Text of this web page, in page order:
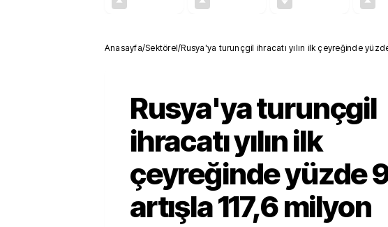
Anasayfa/Sektörel/Rusya'ya turunçgil ihracatı yılın ilk çeyreğinde
Rusya'ya turunçgil
ihracatı yılın ilk
çeyreğinde yüzde
artışla 117,6 milyon